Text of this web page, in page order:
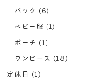
バック (6)
ベビー服 (1)
ポーチ (1)
ワンピース (18)
定休日 (1)